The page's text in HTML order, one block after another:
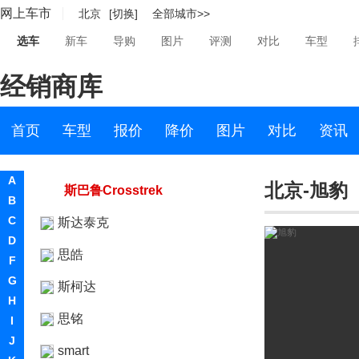
网上车市 北京 [切换] 全部城市>>
选车 新车 导购 图片 评测 对比 车型
经销商库
首页 车型 报价 降价 图片 对比 资讯
A
B
C
D
F
G
H
I
J
VIZIV Adrenaline
Evoltis
Solterra
斯巴鲁Crosstrek
斯达泰克
思皓
斯柯达
思铭
smart
北京-旭豹